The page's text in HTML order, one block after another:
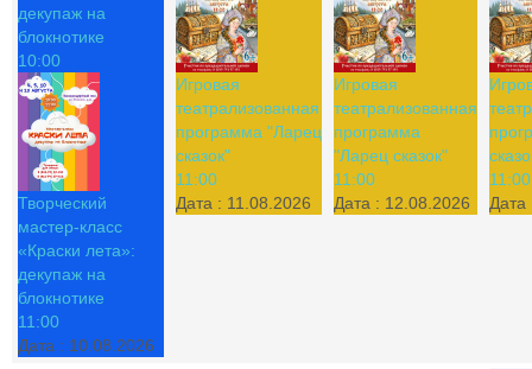
декупаж на
блокнотике
10:00
Творческий
мастер-класс
«Краски лета»:
декупаж на
блокнотике
11:00
Дата : 10.08.2026
Игровая
театрализованная
программа "Ларец
сказок"
11:00
Дата : 11.08.2026
Игровая
театрализованная
программа
"Ларец сказок"
11:00
Дата : 12.08.2026
11:00